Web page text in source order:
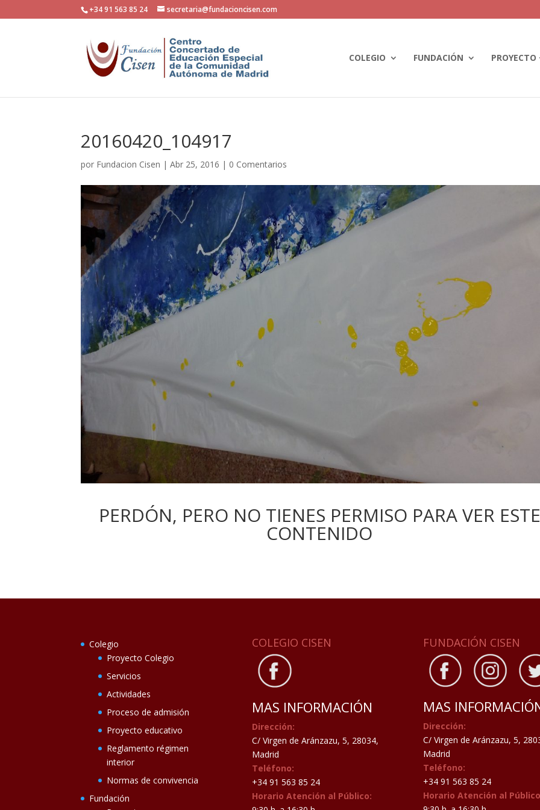
+34 91 563 85 24 secretaria@fundacioncisen.com
COLEGIO FUNDACIÓN
20160420_104917
por Fundacion Cisen |Abr 25, 2016 | 0 Comentarios
PERDÓN, PERO NO TIENES PERMISO PARA VER ESTE
CONTENIDO
Colegio
Proyecto Colegio
Servicios
Actividades
Proceso de admisión
Proyecto educativo
Reglamento régimen
interior
Normas de convivencia
Fundación
COLEGIO CISEN
MAS INFORMACIÓN
Dirección:
C/ Virgen de Aránzazu, 5, 28034,
Madrid
Teléfono:
+34 91 563 85 24
Horario Atención al Público:
FUNDACIÓN CISEN
MAS
Dirección:
C/ Virgen de Aránzazu, 5,
Madrid
Teléfono:
+34 91 563 85 24
Horario Atención al